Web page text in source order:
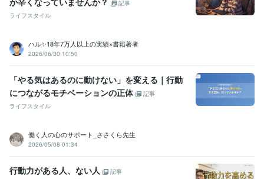
記事
ライフスタイル
ハル✨18年7万人以上の実績×書籍著者
2026/06/30 10:50
「やる気はあるのに動けない」を変える｜行動
につながるモチベーションの正体
記事
ライフスタイル
働く人の心のサポート_ささくら先生
2026/05/08 01:34
行動力がある人、ない人
記事